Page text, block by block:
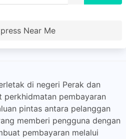
Near Me
di negeri Perak dan
perkhidmatan pembayaran
pintas antara pelanggan
memberi pengguna dengan
pembayaran melalui